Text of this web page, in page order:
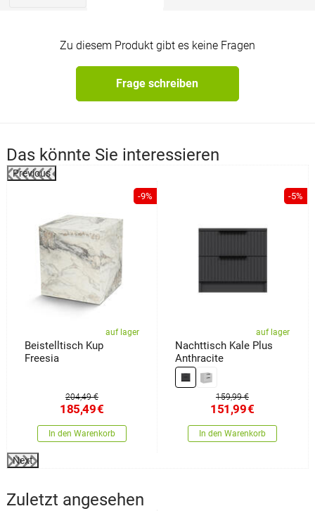
Zu diesem Produkt gibt es keine Fragen
Frage schreiben
Das könnte Sie interessieren
Previous
-9%
auf lager
Beistelltisch Kup
Freesia
204,49 €
185,49€
In den Warenkorb
-5%
auf lager
Nachttisch Kale Plus
Anthracite
159,99 €
151,99€
In den Warenkorb
Next
Zuletzt angesehen